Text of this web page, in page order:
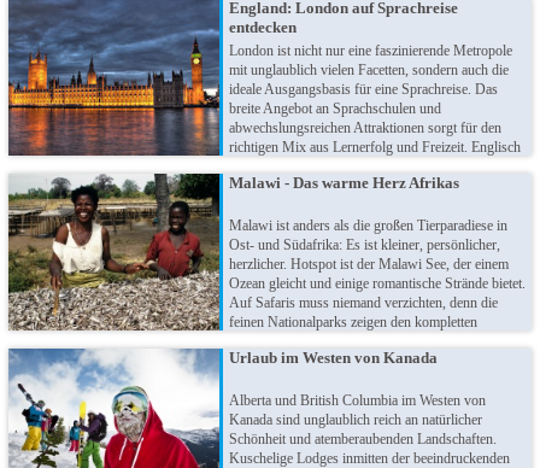
Glück der Einwohner ganz offiziell als Staatsziel
definiert. Lassen Sie sich vom Glück anstecken!
England: London auf Sprachreise
entdecken
London ist nicht nur eine faszinierende Metropole
mit unglaublich vielen Facetten, sondern auch die
ideale Ausgangsbasis für eine Sprachreise. Das
breite Angebot an Sprachschulen und
abwechslungsreichen Attraktionen sorgt für den
richtigen Mix aus Lernerfolg und Freizeit. Englisch
das Privatleben zu erwerben, sondern auch eine
Malawi - Das warme Herz Afrikas
Malawi ist anders als die großen Tierparadiese in
Ost- und Südafrika: Es ist kleiner, persönlicher,
herzlicher. Hotspot ist der Malawi See, der einem
Ozean gleicht und einige romantische Strände bietet.
Auf Safaris muss niemand verzichten, denn die
feinen Nationalparks zeigen den kompletten
Begegnen Sie den vielleicht freundlichsten
Urlaub im Westen von Kanada
Alberta und British Columbia im Westen von
Kanada sind unglaublich reich an natürlicher
Schönheit und atemberaubenden Landschaften.
Kuschelige Lodges inmitten der beeindruckenden